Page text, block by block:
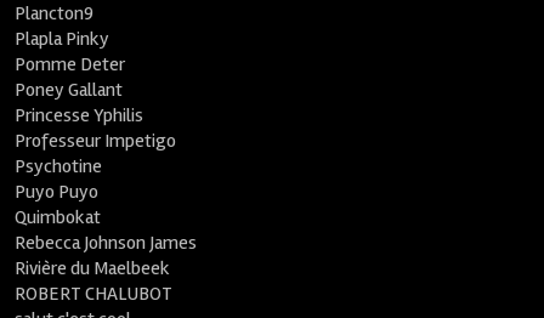
Plancton9
Plapla Pinky
Pomme Deter
Poney Gallant
Princesse Yphilis
Professeur Impetigo
Psychotine
Puyo Puyo
Quimbokat
Rebecca Johnson James
Rivière du Maelbeek
ROBERT CHALUBOT